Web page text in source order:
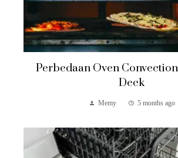
Perbedaan Oven
Deck
Memy 5 months ago